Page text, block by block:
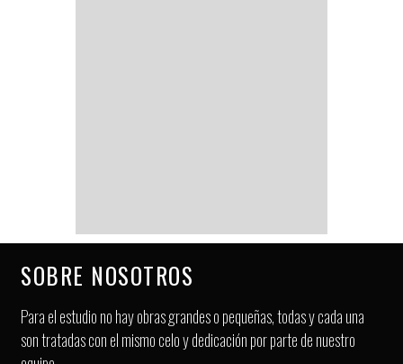
SOBRE NOSOTROS
Para el estudio no hay obras grandes o pequeñas, todas y cada una
son tratadas con el mismo celo y dedicación por parte de nuestro